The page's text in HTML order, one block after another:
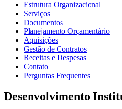
Estrutura Organizacional
Serviços
Documentos
Planejamento Orçamentário
Aquisições
Gestão de Contratos
Receitas e Despesas
Contato
Perguntas Frequentes
Desenvolvimento